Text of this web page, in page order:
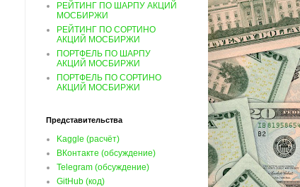
РЕЙТИНГ ПО ШАРПУ АКЦИЙ
МОСБИРЖИ
РЕЙТИНГ ПО СОРТИНО
АКЦИЙ МОСБИРЖИ
ПОРТФЕЛЬ ПО ШАРПУ
АКЦИЙ МОСБИРЖИ
ПОРТФЕЛЬ ПО СОРТИНО
АКЦИЙ МОСБИРЖИ
Представительства
Kaggle (расчёт)
ВКонтакте (обсуждение)
Telegram (обсуждение)
GitHub (код)